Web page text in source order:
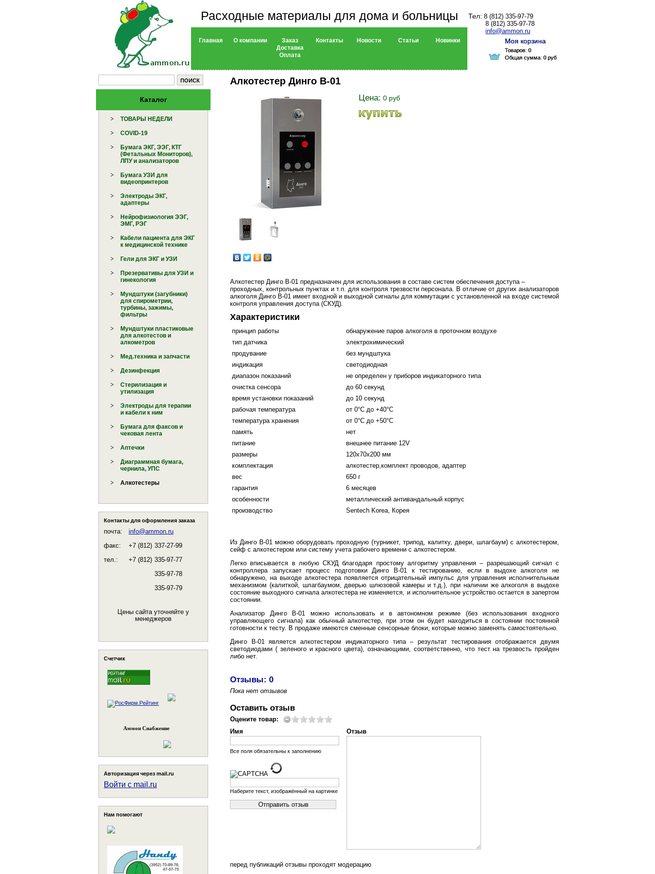
Расходные материалы для дома и больницы Тел: 8 (812) 335-97-79
8 (812) 335-97-78
info@ammon.ru
Моя корзина
Товаров: 0
Общая сумма: 0 руб
Главная О компании
Заказ
Доставка
Оплата
Контакты Новости Статьи Новинки Моя корзина
Товаров: 0
Общая сумма: 0 руб
Каталог
ТОВАРЫ НЕДЕЛИ
COVID-19
Бумага ЭКГ, ЭЭГ, КТГ
(Фетальных Мониторов),
ЛПУ и анализаторов
Бумага УЗИ для
видеопринтеров
Электроды ЭКГ,
адаптеры
Нейрофизиология ЭЭГ,
ЭМГ, РЭГ
Кабели пациента для ЭКГ
к медицинской технике
Гели для ЭКГ и УЗИ
Презервативы для УЗИ и
гинекология
Мундштуки (загубники)
для спирометрии,
турбины, зажимы,
фильтры
Мундштуки пластиковые
для алкотестов и
алкометров
Мед.техника и запчасти
Дезинфекция
Стерилизация и
утилизация
Электроды для терапии
и кабели к ним
Бумага для факсов и
чековая лента
Аптечки
Диаграммная бумага,
чернила, УПС
Алкотестеры
Контакты для оформления заказа
почта:
info@ammon.ru
факс:
+7 (812) 337-27-99
тел.:
+7 (812) 335-97-77
335-97-78
335-97-79
Цены сайта уточняйте у
менеджеров
Счетчик
Аммон Снабжение
Авторизация через mail.ru
Войти с mail.ru
Нам помогают
Алкотестер Динго В-01
Цена:0 руб
Алкотестер Динго В-01 предназначен для использования в составе систем обеспечения доступа –
проходных, контрольных пунктах и т.п. для контроля трезвости персонала. В отличие от других анализаторов
алкоголя Динго В-01 имеет входной и выходной сигналы для коммутации с установленной на входе системой
контроля управления доступа (СКУД).
Характеристики
принцип работы
обнаружение паров алкоголя в проточном воздухе
тип датчика
электрохимический
продувание
без мундштука
индикация
светодиодная
диапазон показаний
не определен у приборов индикаторного типа
очистка сенсора
до 60 секунд
время установки показаний
до 10 секунд
рабочая температура
от 0°С до +40°С
температура хранения
от 0°С до +50°С
память
нет
питание
внешнее питание 12V
размеры
120х70х200 мм
комплектация
алкотестер,комплект проводов, адаптер
вес
650 г
гарантия
6 месяцев
особенности
металлический антивандальный корпус
производство
Sentech Korea, Корея
Из Динго В-01 можно оборудовать проходную (турникет, трипод, калитку, двери, шлагбаум) с алкотестером,
сейф с алкотестером или систему учета рабочего времени с алкотестером.
Легко вписывается в любую СКУД благодаря простому алгоритму управления – разрешающий сигнал с
контроллера запускает процесс подготовки Динго В-01 к тестированию, если в выдохе алкоголя не
обнаружено, на выходе алкотестера появляется отрицательный импульс для управления исполнительным
механизмом (калиткой, шлагбаумом, дверью шлюзовой камеры и т.д.), при наличии же алкоголя в выдохе
состояние выходного сигнала алкотестера не изменяется, и исполнительное устройство остается в запертом
состоянии.
Анализатор Динго В-01 можно использовать и в автономном режиме (без использования входного
управляющего сигнала) как обычный алкотестер, при этом он будет находиться в состоянии постоянной
готовности к тесту. В продаже имеются сменные сенсорные блоки, которые можно заменять самостоятельно.
Динго В-01 является алкотестером индикаторного типа – результат тестирования отображается двумя
светодиодами ( зеленого и красного цвета), означающими, соответственно, что тест на трезвость пройден
либо нет.
Отзывы: 0
Пока нет отзывов
Оставить отзыв
Оцените товар:
Имя
Все поля обязательны к заполнению
Наберите текст, изображённый на картинке
Отзыв
перед публикаций отзывы проходят модерацию